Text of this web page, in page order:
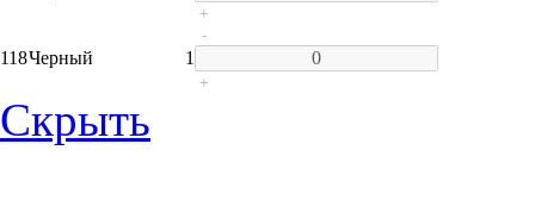
+
118Черный 1
-
+
Скрыть